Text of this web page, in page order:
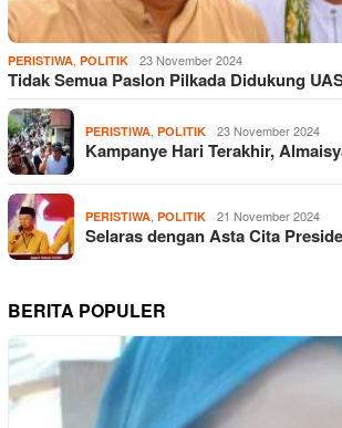
PERISTIWA POLITIK 23 November 2024
Tidak Semua Paslon Pilkada Didukung
PERISTIWA POLITIK 23 November 2024
Kampanye Hari Terakhir,
PERISTIWA POLITIK 21 November 2024
Selaras dengan Asta Cita
BERITA POPULER